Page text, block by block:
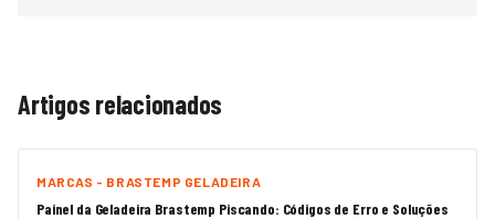
Artigos relacionados
MARCAS - BRASTEMP GELADEIRA
Painel da Geladeira Brastemp Piscando: Códigos de Erro e Soluções